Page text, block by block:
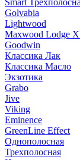
Smart
Golvabia
Lightwood
Maxwood Lodge
Goodwin
Классика Лак
Классика Масло
Экзотика
Grabo
Jive
Viking
Eminence
GreenLine Effect
Однополосная
Трехполосная